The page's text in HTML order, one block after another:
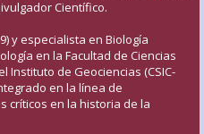
Científico.
y especialista en Biología
en la Facultad de Ciencias
Instituto de Geociencias (CSIC-
en la línea de
críticos en la historia de la